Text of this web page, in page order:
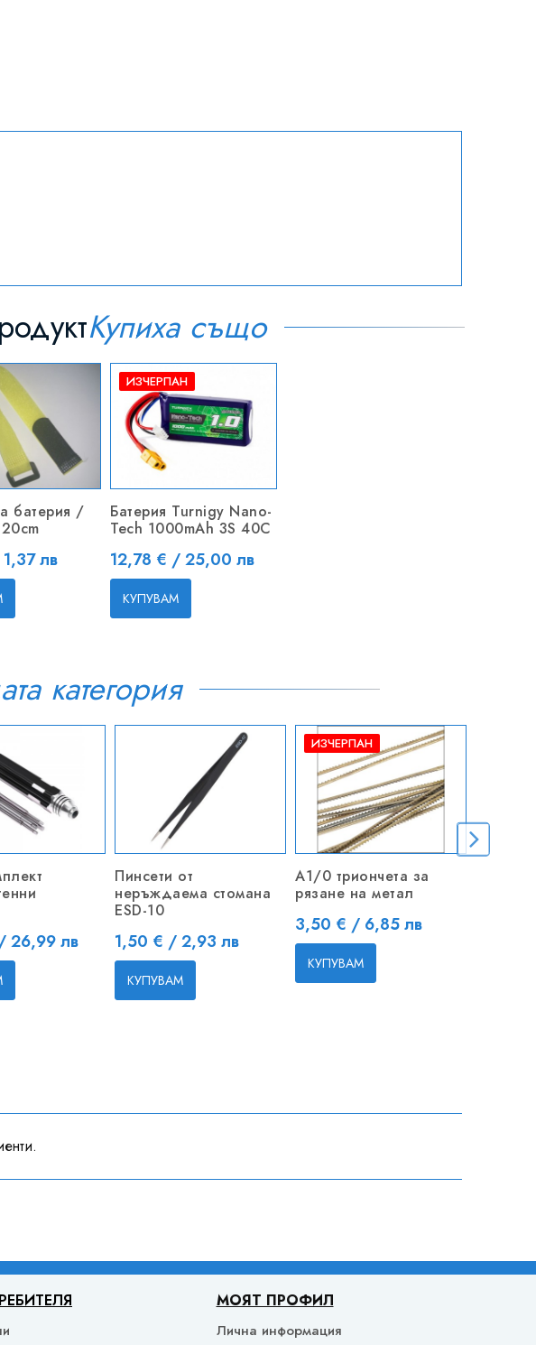
Купиха също
батерия /
лв
ИЗЧЕРПАН
Батерия Turnigy Nano-
Tech 1000mAh 3S 40C
Цена
12,78 € / 25,00 лв
КУПУВАМ
категория
26,99 лв
Пинсети от
неръждаема стомана
ESD-10
Цена
1,50 € / 2,93 лв
КУПУВАМ
ИЗЧЕРПАН
A1/0 триончета за
рязане на метал
Цена
3,50 € / 6,85 лв
КУПУВАМ
МОЯТ ПРОФИЛ
Лична информация